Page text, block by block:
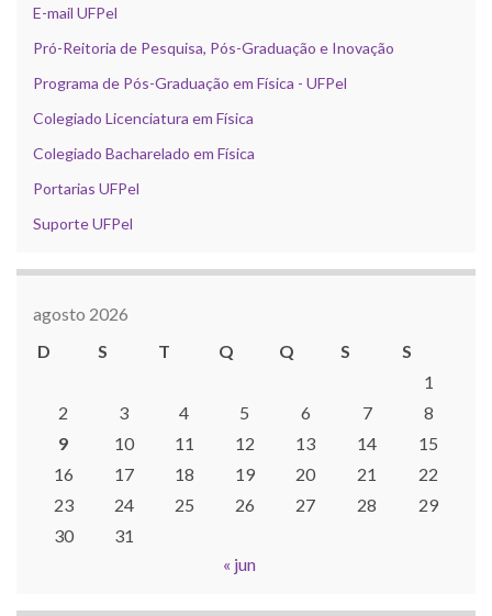
E-mail UFPel
Pró-Reitoria de Pesquisa, Pós-Graduação e Inovação
Programa de Pós-Graduação em Física - UFPel
Colegiado Licenciatura em Física
Colegiado Bacharelado em Física
Portarias UFPel
Suporte UFPel
agosto 2026
D
S T Q Q S
S
1
2
3 4 5 6 7
8
9
10 11 12 13 14
15
16
17 18 19 20 21
22
23
24 25 26 27 28
29
30
31
« jun